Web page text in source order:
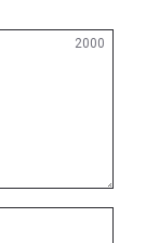
2000